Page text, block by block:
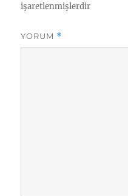
işaretlenmişlerdir
YORUM *